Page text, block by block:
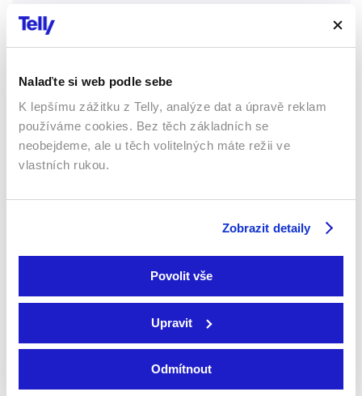
Nalaďte si web podle sebe
K lepšímu zážitku z Telly, analýze dat a úpravě reklam
používáme cookies. Bez těch základních se
neobejdeme, ale u těch volitelných máte režii ve
vlastních rukou.
Zobrazit detaily
Povolit vše
Upravit
Odmítnout
Pinocchiova zázračná dedinka
Čtvrtek 13.8.2026
6:50 hod
Pinocchiova zázračná dedinka
Čtvrtek 13.8.2026
19:10 hod
Pinocchiova zázračná dedinka